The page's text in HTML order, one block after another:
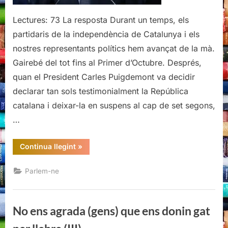
Lectures: 73 La resposta Durant un temps, els
partidaris de la independència de Catalunya i els
nostres representants polítics hem avançat de la mà.
Gairebé del tot fins al Primer d’Octubre. Després,
quan el President Carles Puigdemont va decidir
declarar tan sols testimonialment la República
catalana i deixar-la en suspens al cap de set segons,
…
Continua llegint“On
som
arribat
»
Parlem-ne
No ens agrada (gens) que ens donin gat